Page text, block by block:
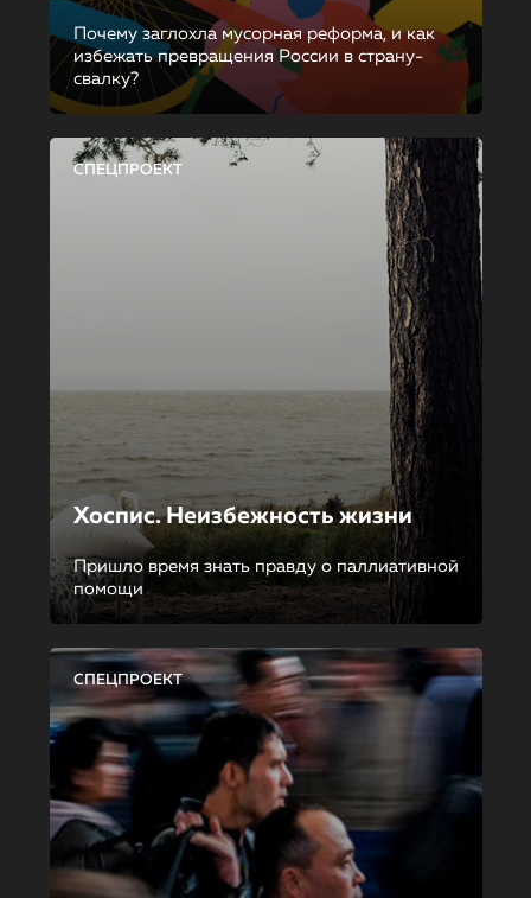
Почему заглохла мусорная реформа, и как
избежать превращения России в страну-
свалку?
СПЕЦПРОЕКТ
Хоспис. Неизбежность жизни
Пришло время знать правду о паллиативной
помощи
СПЕЦПРОЕКТ